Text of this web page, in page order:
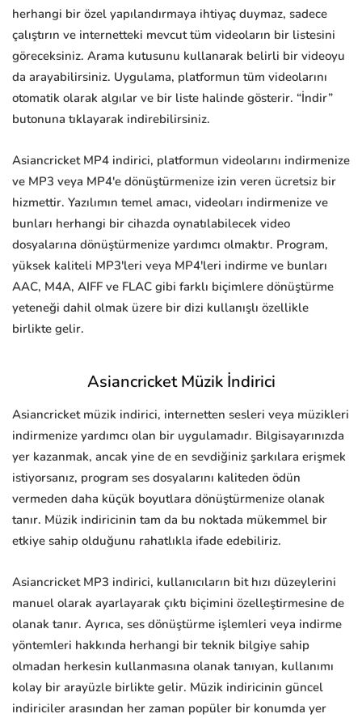
herhangi bir özel yapılandırmaya ihtiyaç duymaz, sadece
çalıştırın ve internetteki mevcut tüm videoların bir listesini
göreceksiniz. Arama kutusunu kullanarak belirli bir videoyu
da arayabilirsiniz. Uygulama, platformun tüm videolarını
otomatik olarak algılar ve bir liste halinde gösterir. “İndir”
butonuna tıklayarak indirebilirsiniz.
Asiancricket MP4 indirici, platformun videolarını indirmenize
ve MP3 veya MP4'e dönüştürmenize izin veren ücretsiz bir
hizmettir. Yazılımın temel amacı, videoları indirmenize ve
bunları herhangi bir cihazda oynatılabilecek video
dosyalarına dönüştürmenize yardımcı olmaktır. Program,
yüksek kaliteli MP3'leri veya MP4'leri indirme ve bunları
AAC, M4A, AIFF ve FLAC gibi farklı biçimlere dönüştürme
yeteneği dahil olmak üzere bir dizi kullanışlı özellikle
birlikte gelir.
Asiancricket Müzik İndirici
Asiancricket müzik indirici, internetten sesleri veya müzikleri
indirmenize yardımcı olan bir uygulamadır. Bilgisayarınızda
yer kazanmak, ancak yine de en sevdiğiniz şarkılara erişmek
istiyorsanız, program ses dosyalarını kaliteden ödün
vermeden daha küçük boyutlara dönüştürmenize olanak
tanır. Müzik indiricinin tam da bu noktada mükemmel bir
etkiye sahip olduğunu rahatlıkla ifade edebiliriz.
Asiancricket MP3 indirici, kullanıcıların bit hızı düzeylerini
manuel olarak ayarlayarak çıktı biçimini özelleştirmesine de
olanak tanır. Ayrıca, ses dönüştürme işlemleri veya indirme
yöntemleri hakkında herhangi bir teknik bilgiye sahip
olmadan herkesin kullanmasına olanak tanıyan, kullanımı
kolay bir arayüzle birlikte gelir. Müzik indiricinin güncel
indiriciler arasından her zaman popüler bir konumda yer